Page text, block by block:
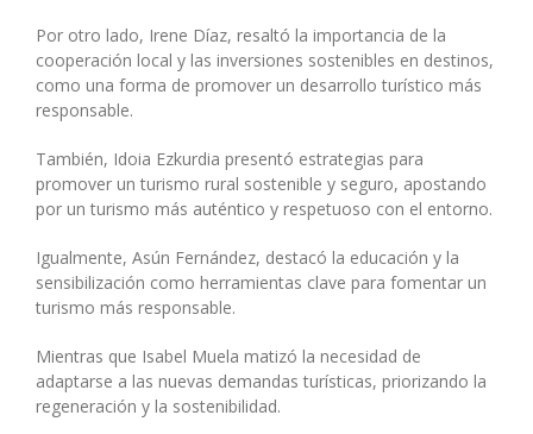
Por otro lado, Irene Díaz, resaltó la importancia de la
cooperación local y las inversiones sostenibles en destinos,
como una forma de promover un desarrollo turístico más
responsable.
También, Idoia Ezkurdia presentó estrategias para
promover un turismo rural sostenible y seguro, apostando
por un turismo más auténtico y respetuoso con el entorno.
Igualmente, Asún Fernández, destacó la educación y la
sensibilización como herramientas clave para fomentar un
turismo más responsable.
Mientras que Isabel Muela matizó la necesidad de
adaptarse a las nuevas demandas turísticas, priorizando la
regeneración y la sostenibilidad.